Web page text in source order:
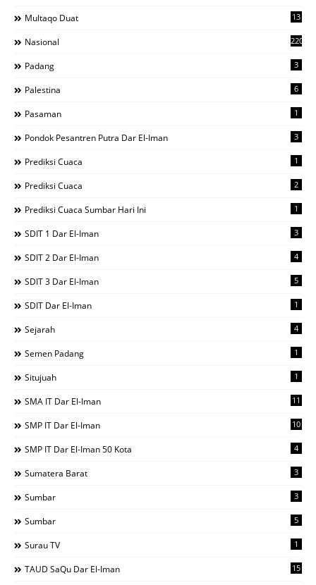
Multaqo Duat 13
Nasional 220
Padang 3
Palestina 6
Pasaman 1
Pondok Pesantren Putra Dar El-Iman 3
Prediksi Cuaca 1
Prediksi Cuaca 2
Prediksi Cuaca Sumbar Hari Ini 1
SDIT 1 Dar El-Iman 3
SDIT 2 Dar El-Iman 4
SDIT 3 Dar El-Iman 5
SDIT Dar El-Iman 1
Sejarah 4
Semen Padang 1
Situjuah 1
SMA IT Dar El-Iman 11
SMP IT Dar El-Iman 10
SMP IT Dar El-Iman 50 Kota 4
Sumatera Barat 3
Sumbar 3
Sumbar 5
Surau TV 1
TAUD SaQu Dar El-Iman 15